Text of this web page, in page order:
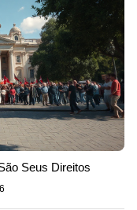
Seus Direitos